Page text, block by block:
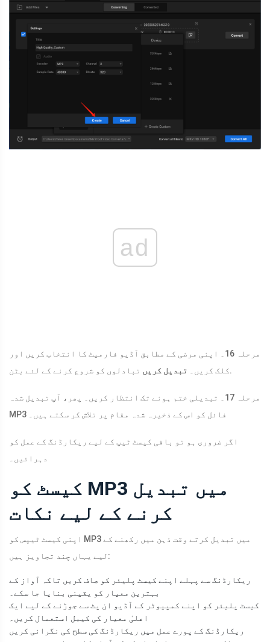
ad
مرحلہ 16۔ اپنی مرضی کے مطابق آڈیو فارمیٹ کا انتخاب کریں اور
کلک کریں۔ تبدیل کریں تبادلوں کو شروع کرنے کے لئے بٹن.
مرحلہ 17۔ تبدیلی ختم ہونے تک انتظار کریں۔ پھر، آپ تبدیل شدہ
MP3 فائل کو اس کے ذخیرہ شدہ مقام پر تلاش کر سکتے ہیں۔
اگر ضروری ہو تو باقی کیسٹ ٹیپ کے لیے ریکارڈنگ کے عمل کو
دہرائیں۔
کیسٹ کو MP3 میں تبدیل
کرنے کے لیے نکات
اپنی کیسٹ ٹیپس کو MP3 میں تبدیل کرتے وقت ذہن میں رکھنے کے
لیے یہاں چند تجاویز ہیں:
ریکارڈنگ سے پہلے اپنے کیسٹ پلیئر کو صاف کریں تاکہ آواز کے
بہترین معیار کو یقینی بنایا جا سکے۔
کیسٹ پلیئر کو اپنے کمپیوٹر کے آڈیو ان پٹ سے جوڑنے کے لیے ایک
اعلیٰ معیار کی کیبل استعمال کریں۔
ریکارڈنگ کے پورے عمل میں ریکارڈنگ کی سطح کی نگرانی کریں